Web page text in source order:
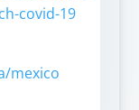
covid-19
mexico